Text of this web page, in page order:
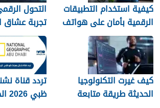
كيفية استخدام التطبيقات
الرقمية بأمان على هواتف
الأندرويد
التحول
تجربة عشاق
الجزائر
كيف غيرت التكنولوجيا
الحديثة طريقة متابعة
تردد قناة
ظبي 2026 الجديد